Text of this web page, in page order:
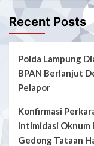
Recent Posts
Polda Lampung
BPAN Berlanjut
Pelapor
Konfirmasi
Intimidasi Oknum
Gedong Tataan